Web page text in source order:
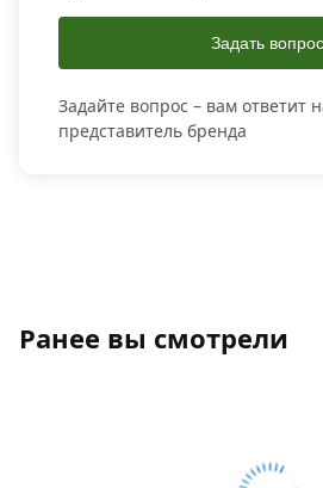
Задать вопрос
Задайте вопрос – вам ответит
представитель бренда
Ранее вы смотрели